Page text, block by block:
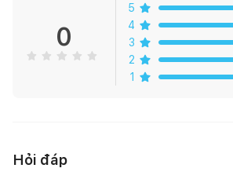
Xương gạch: Pocerlain
Quy cách đóng gói : 01 viên/hộp (2,88m2)
0
5
4
3
2
1
Hỏi đáp